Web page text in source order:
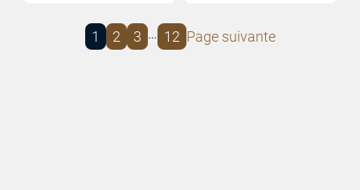
1 2 3 … 12 Page suivante